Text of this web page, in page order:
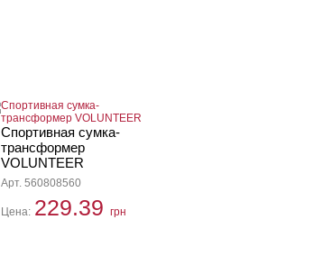
Спортивная сумка-
трансформер
VOLUNTEER
Арт. 560808560
Цена: 229.39 грн